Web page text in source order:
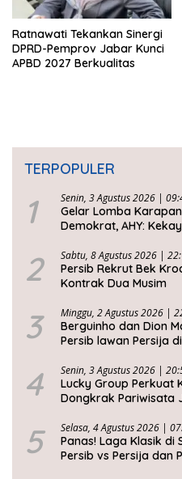
Ratnawati Tekankan Sinergi
DPRD-Pemprov Jabar Kunci
APBD 2027 Berkualitas
TERPOPULER
1 Senin, 3 Agustus 2026 |
Gelar Lomba
Demokrat, AHY:
2 Sabtu, 8 Agustus 2026 |
Persib Rekrut Bek
Kontrak Dua Musim
3 Minggu, 2 Agustus 2026 |
Berguinho dan Dion
Persib lawan Persija
4 Senin, 3 Agustus 2026 |
Lucky Group Perkuat
Dongkrak Pariwisata
5 Selasa, 4 Agustus 2026 |
Panas! Laga Klasik di
Persib vs Persija dan